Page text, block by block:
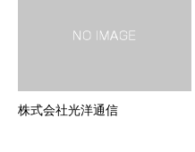
株式会社光洋通信